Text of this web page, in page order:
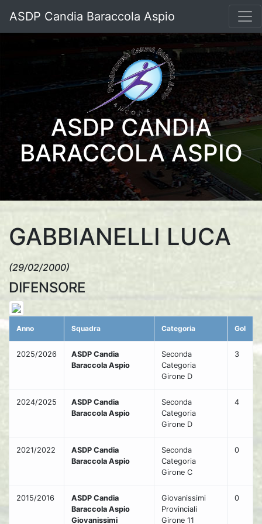
ASDP Candia Baraccola Aspio
ASDP CANDIA
BARACCOLA ASPIO
GABBIANELLI LUCA
(29/02/2000)
DIFENSORE
Anno Squadra Categoria Gol
2025/2026
ASDP Candia
Baraccola Aspio
Seconda
Categoria
Girone D
3
2024/2025
ASDP Candia
Baraccola Aspio
Seconda
Categoria
Girone D
4
2021/2022
ASDP Candia
Baraccola Aspio
Seconda
Categoria
Girone C
0
2015/2016
ASDP Candia
Baraccola Aspio
Giovanissimi
Giovanissimi
Provinciali
Girone 11
0